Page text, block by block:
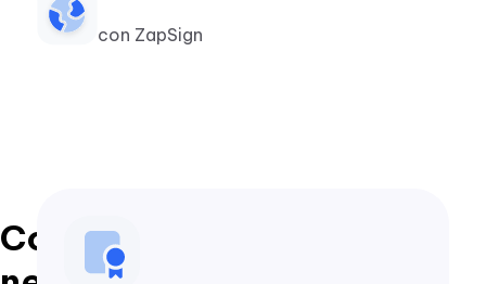
con ZapSign
Con ZapSign, cierras